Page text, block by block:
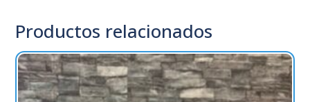
Productos relacionados